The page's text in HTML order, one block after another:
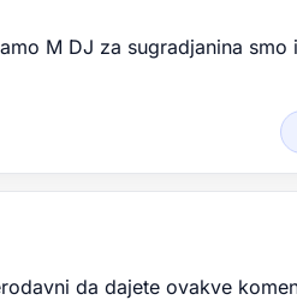
M DJ za sugradjanina smo
da dajete ovakve